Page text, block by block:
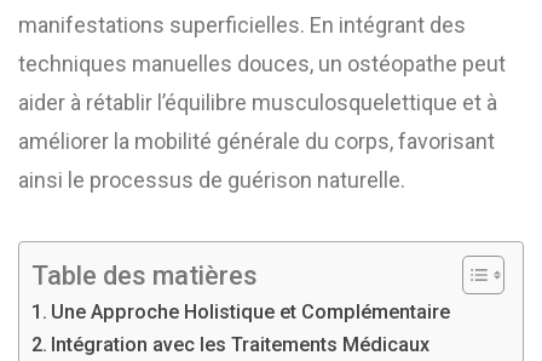
manifestations superficielles. En intégrant des
techniques manuelles douces, un ostéopathe peut
aider à rétablir l’équilibre musculosquelettique et à
améliorer la mobilité générale du corps, favorisant
ainsi le processus de guérison naturelle.
Table des matières
Une Approche Holistique et Complémentaire
Intégration avec les Traitements Médicaux